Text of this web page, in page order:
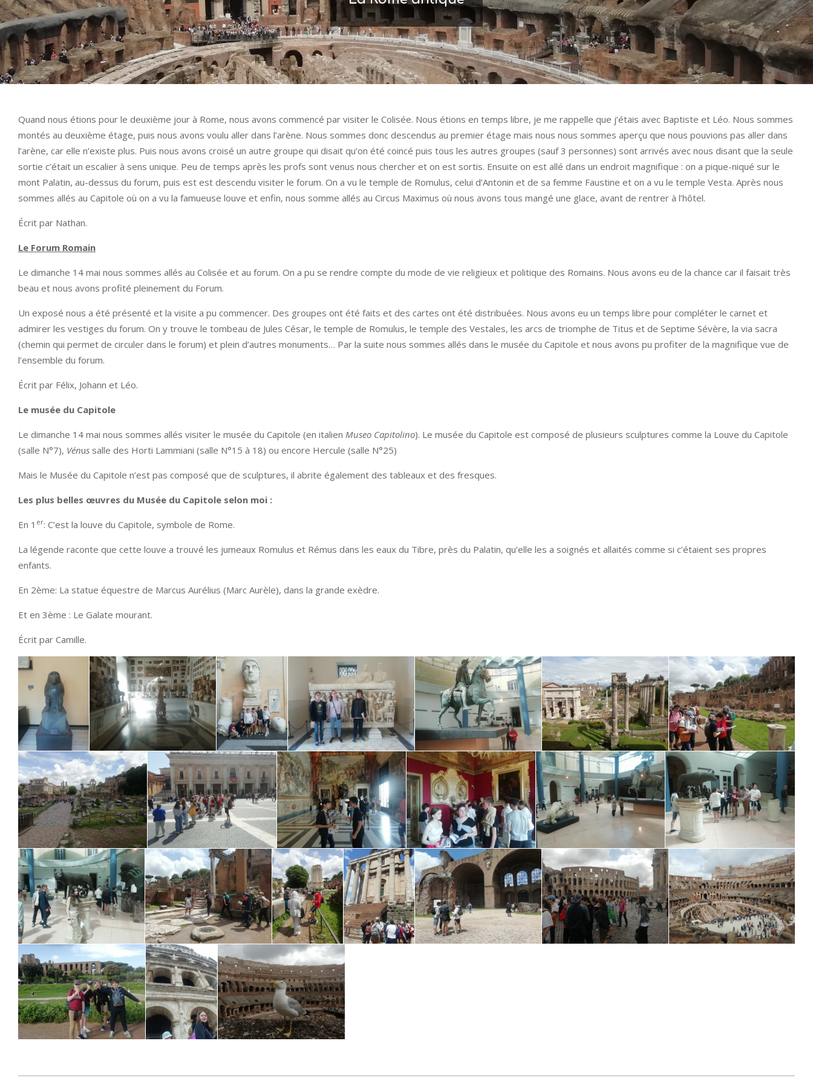
Quand nous étions pour le deuxième jour à Rome, nous avons commencé par visiter le Colisée. Nous étions en temps libre, je me rappelle que j’étais avec Baptiste et Léo. Nous sommes
montés au deuxième étage, puis nous avons voulu aller dans l’arène. Nous sommes donc descendus au premier étage mais nous nous sommes aperçu que nous pouvions pas aller dans
l’arène, car elle n’existe plus. Puis nous avons croisé un autre groupe qui disait qu’on été coincé puis tous les autres groupes (sauf 3 personnes) sont arrivés avec nous disant que la seule
sortie c’était un escalier à sens unique. Peu de temps après les profs sont venus nous chercher et on est sortis. Ensuite on est allé dans un endroit magnifique : on a pique-niqué sur le
mont Palatin, au-dessus du forum, puis est est descendu visiter le forum. On a vu le temple de Romulus, celui d’Antonin et de sa femme Faustine et on a vu le temple Vesta. Après nous
sommes allés au Capitole où on a vu la famueuse louve et enfin, nous somme allés au Circus Maximus où nous avons tous mangé une glace, avant de rentrer à l’hôtel.
Écrit par Nathan.
Le Forum Romain
Le dimanche 14 mai nous sommes allés au Colisée et au forum. On a pu se rendre compte du mode de vie religieux et politique des Romains. Nous avons eu de la chance car il faisait très
beau et nous avons profité pleinement du Forum.
Un exposé nous a été présenté et la visite a pu commencer. Des groupes ont été faits et des cartes ont été distribuées. Nous avons eu un temps libre pour compléter le carnet et
admirer les vestiges du forum. On y trouve le tombeau de Jules César, le temple de Romulus, le temple des Vestales, les arcs de triomphe de Titus et de Septime Sévère, la via sacra
(chemin qui permet de circuler dans le forum) et plein d’autres monuments… Par la suite nous sommes allés dans le musée du Capitole et nous avons pu profiter de la magnifique vue de
l’ensemble du forum.
Écrit par Félix, Johann et Léo.
Le musée du Capitole
Le dimanche 14 mai nous sommes allés visiter le musée du Capitole (en italien Museo Capitolino). Le musée du Capitole est composé de plusieurs sculptures comme la Louve du Capitole
(salle N°7), Vénus salle des Horti Lammiani (salle N°15 à 18) ou encore Hercule (salle N°25)
Mais le Musée du Capitole n’est pas composé que de sculptures, il abrite également des tableaux et des fresques.
Les plus belles œuvres du Musée du Capitole selon moi :
En 1 er: C’est la louve du Capitole, symbole de Rome.
La légende raconte que cette louve a trouvé les jumeaux Romulus et Rémus dans les eaux du Tibre, près du Palatin, qu’elle les a soignés et allaités comme si c’étaient ses propres
enfants.
En 2ème: La statue équestre de Marcus Aurélius (Marc Aurèle), dans la grande exèdre.
Et en 3ème : Le Galate mourant.
Écrit par Camille.